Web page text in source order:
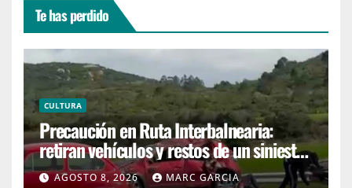
Te has perdido
CULTURA
Precaución en Ruta Interbalnearia:
retiran vehículos y restos de un siniestro
en el kilómetro 99
AGOSTO 8, 2026 MARC GARCIA